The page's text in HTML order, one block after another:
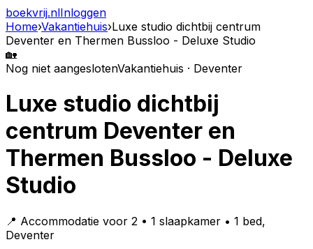
boekvrij.nlInloggen
Home›Vakantiehuis›Luxe studio dichtbij centrum
Deventer en Thermen Bussloo - Deluxe Studio
🏡
Nog niet aangeslotenVakantiehuis · Deventer
Luxe studio dichtbij
centrum Deventer en
Thermen Bussloo - Deluxe
Studio
📍 Accommodatie voor 2 • 1 slaapkamer • 1 bed,
Deventer